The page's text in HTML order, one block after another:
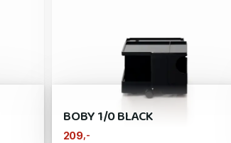
BOBY 1/0 BLACK
209 ,-